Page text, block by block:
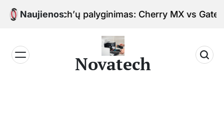
Skip
Naujienos
palyginimas: Cherry MX vs Gateron
Novatech